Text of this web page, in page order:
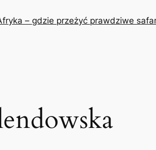
– gdzie przeżyć prawdziwe